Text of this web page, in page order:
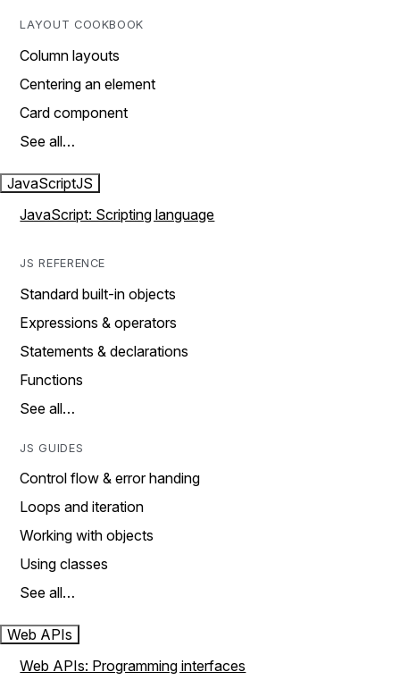
LAYOUT COOKBOOK
Column layouts
Centering an element
Card component
See all…
JavaScriptJS
JavaScript: Scripting language
JS REFERENCE
Standard built-in objects
Expressions & operators
Statements & declarations
Functions
See all…
JS GUIDES
Control flow & error handing
Loops and iteration
Working with objects
Using classes
See all…
Web APIs
Web APIs: Programming interfaces